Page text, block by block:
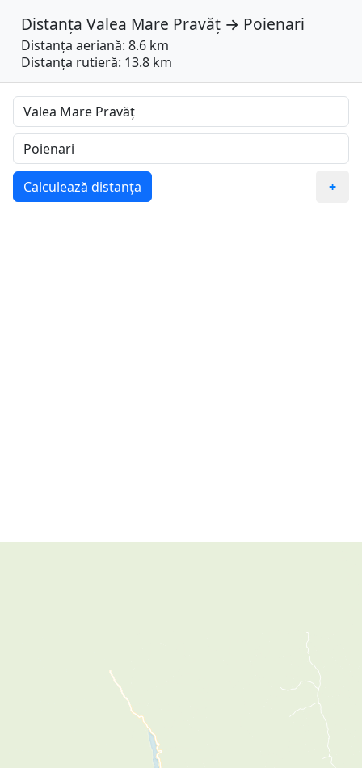
Distanța Valea Mare Pravăț → Poienari
Distanța aeriană: 8.6 km
Distanța rutieră: 13.8 km
Calculează distanța +